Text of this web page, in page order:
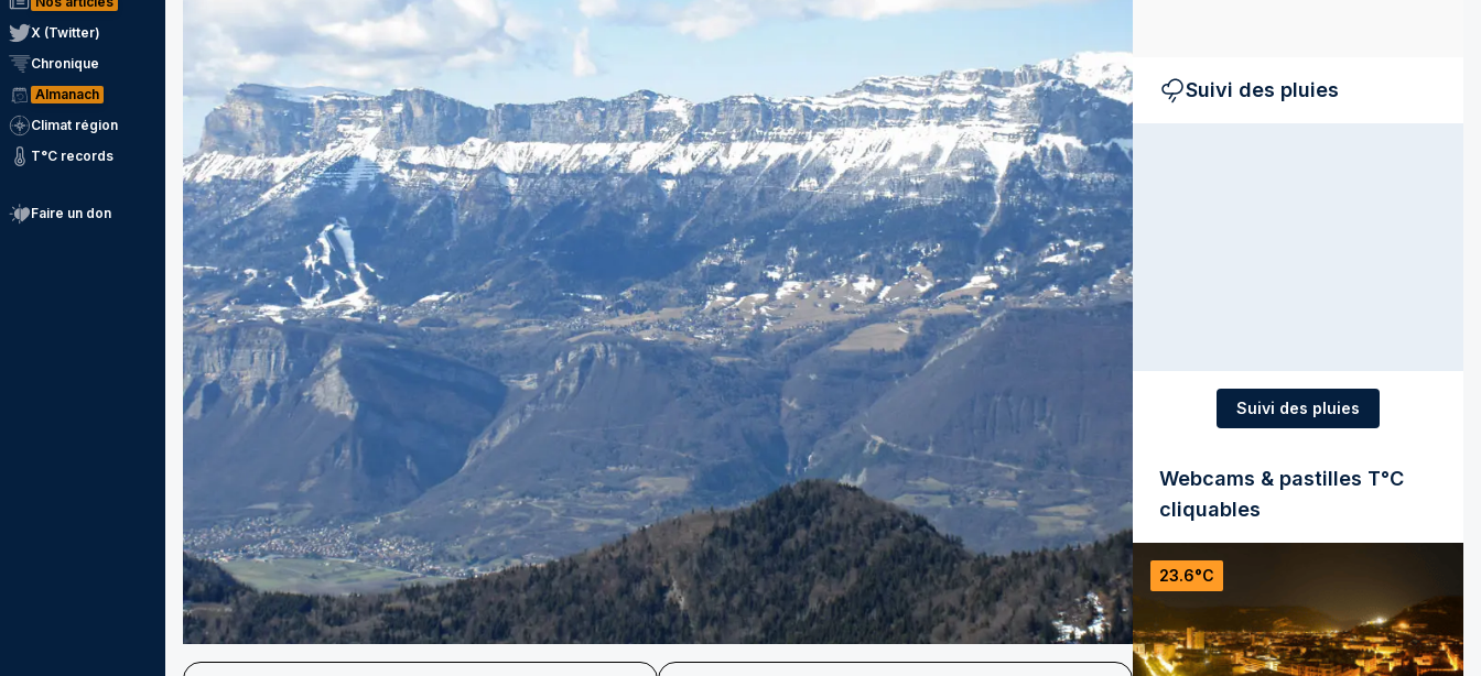
X (Twitter)
Chronique
Almanach
Climat région
T°C records
Faire un don
Suivi des pluies
Suivi des pluies
Webcams & pastilles T°C
cliquables
23.6°C